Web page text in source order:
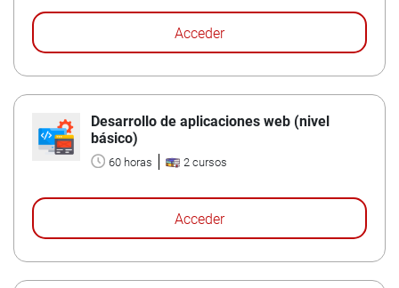
Acceder
Desarrollo de aplicaciones web (nivel
básico)
60 horas 2 cursos
Acceder